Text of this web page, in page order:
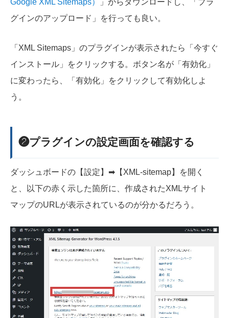
Google XML Sitemaps）
」からダウンロードし、「プラ
グインのアップロード」を行っても良い。
「XML Sitemaps」のプラグインが表示されたら「今すぐ
インストール」をクリックする。ボタン名が「有効化」
に変わったら、「有効化」をクリックして有効化しよ
う。
❷プラグインの設定画面を確認する
ダッシュボードの【設定】➡【XML-sitemap】を開く
と、以下の赤く示した箇所に、作成されたXMLサイト
マップのURLが表示されているのが分かるだろう。